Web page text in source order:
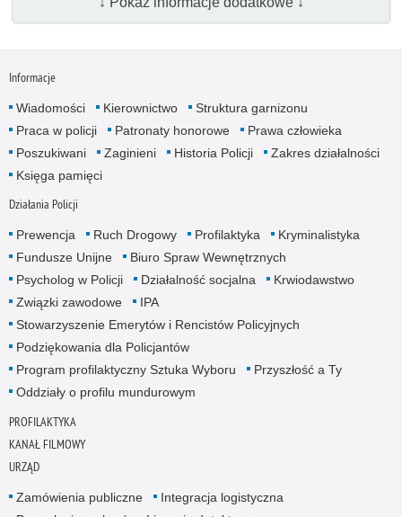
Informacje
Wiadomości Kierownictwo
Struktura garnizonu
Praca w policji
Patronaty honorowe
Prawa człowieka
Poszukiwani
Zaginieni Historia Policji
Zakres działalności
Księga pamięci
Działania Policji
Prewencja Ruch Drogowy Profilaktyka
Kryminalistyka
Fundusze Unijne
Biuro Spraw Wewnętrznych
Psycholog w Policji
Działalność socjalna
Krwiodawstwo
Związki zawodowe
IPA
Stowarzyszenie Emerytów i Rencistów Policyjnych
Podziękowania dla Policjantów
Program profilaktyczny Sztuka Wyboru
Przyszłość a Ty
Oddziały o profilu mundurowym
PROFILAKTYKA
KANAŁ FILMOWY
URZĄD
Zamówienia publiczne
Integracja logistyczna